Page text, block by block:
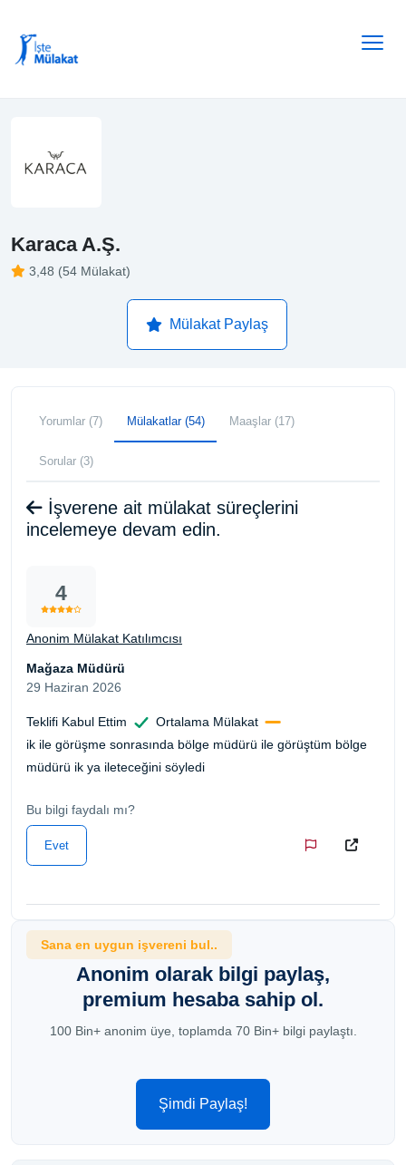
Karaca A.Ş.
3,48 (54 Mülakat)
Mülakat Paylaş
Yorumlar (7) Mülakatlar (54) Maaşlar (17)
Sorular (3)
İşverene ait mülakat süreçlerini
incelemeye devam edin.
4
Anonim Mülakat Katılımcısı
Mağaza Müdürü
29 Haziran 2026
Teklifi Kabul Ettim
Ortalama Mülakat
ik ile görüşme sonrasında bölge müdürü ile görüştüm bölge
müdürü ik ya ileteceğini söyledi
Bu bilgi faydalı mı?
Evet
Sana en uygun işvereni bul..
Anonim olarak bilgi paylaş,
premium hesaba sahip ol.
100 Bin+ anonim üye, toplamda 70 Bin+ bilgi paylaştı.
Şimdi Paylaş!